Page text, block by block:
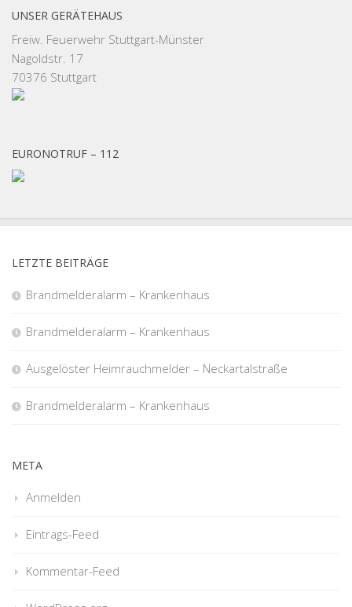
UNSER GERÄTEHAUS
Freiw. Feuerwehr Stuttgart-Münster
Nagoldstr. 17
70376 Stuttgart
EURONOTRUF – 112
LETZTE BEITRÄGE
Brandmelderalarm – Krankenhaus
Brandmelderalarm – Krankenhaus
Ausgelöster Heimrauchmelder – Neckartalstraße
Brandmelderalarm – Krankenhaus
META
Anmelden
Eintrags-Feed
Kommentar-Feed